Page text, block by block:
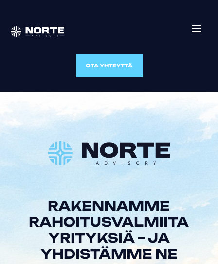
OTA YHTEYTTÄ
RAKENNAMME
RAHOITUSVALMIITA
YRITYKSIÄ – JA
YHDISTÄMME NE